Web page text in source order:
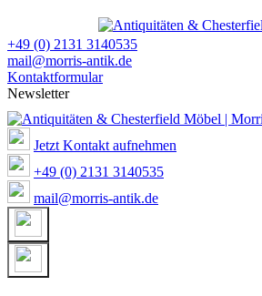
+49 (0) 2131 3140535
mail@morris-antik.de
Kontaktformular
Newsletter
Jetzt Kontakt aufnehmen
+49 (0) 2131 3140535
mail@morris-antik.de